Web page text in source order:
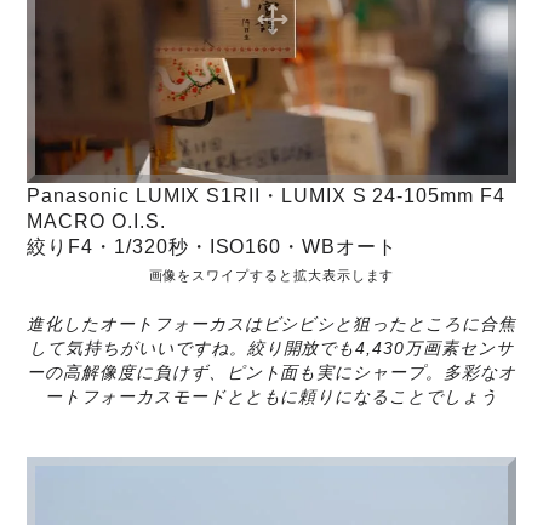
Panasonic LUMIX S1RII・LUMIX S 24-105mm F4
MACRO O.I.S.
絞りF4・1/320秒・ISO160・WBオート
画像をスワイプすると拡大表示します
進化したオートフォーカスはビシビシと狙ったところに合焦
して気持ちがいいですね。絞り開放でも4,430万画素センサ
ーの高解像度に負けず、ピント面も実にシャープ。多彩なオ
ートフォーカスモードとともに頼りになることでしょう